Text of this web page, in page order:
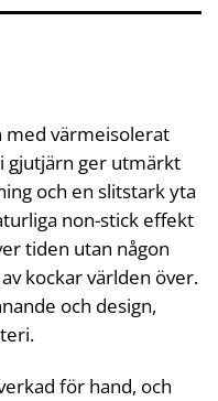
med värmeisolerat
gjutjärn ger utmärkt
och en slitstark yta
non-stick effekt
tiden utan någon
kockar världen över.
och design,
för hand, och